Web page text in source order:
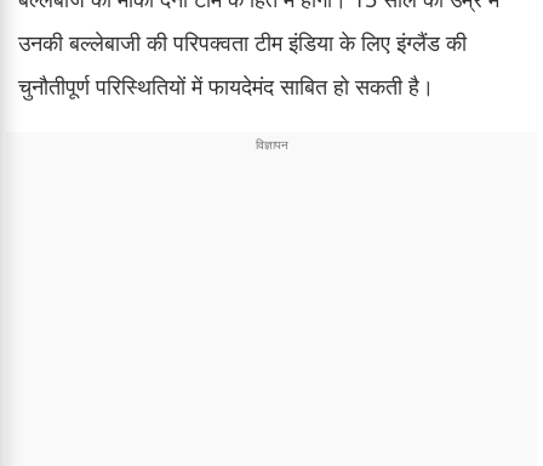
उनकी बल्लेबाजी की परिपक्वता टीम इंडिया के लिए इंग्लैंड की
चुनौतीपूर्ण परिस्थितियों में फायदेमंद साबित हो सकती है।